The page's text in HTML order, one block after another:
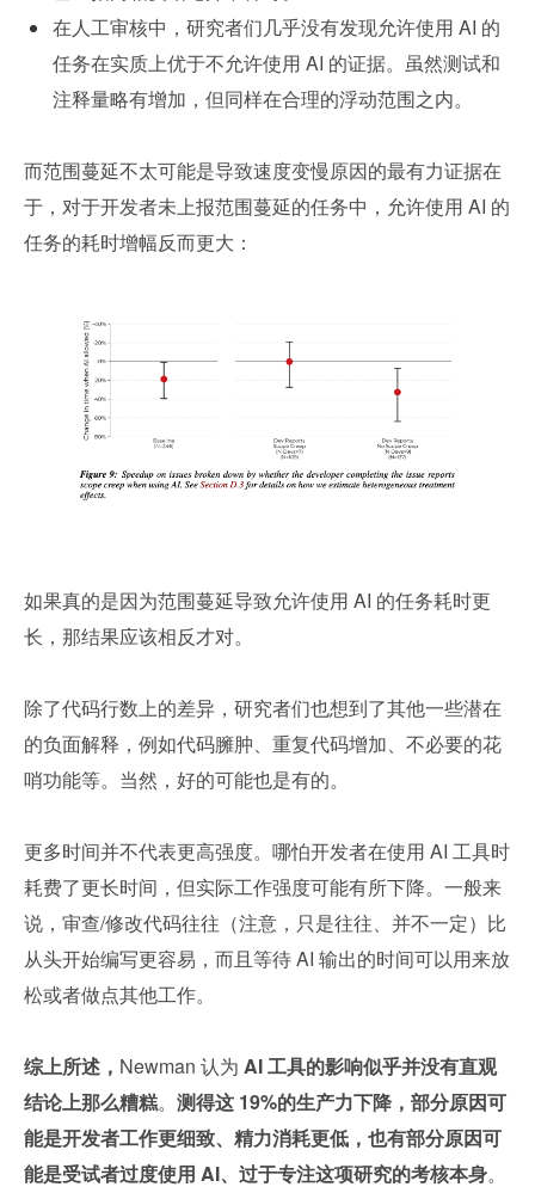
在人工审核中，研究者们几乎没有发现允许使用 AI 的
任务在实质上优于不允许使用 AI 的证据。虽然测试和
注释量略有增加，但同样在合理的浮动范围之内。
而范围蔓延不太可能是导致速度变慢原因的最有力证据在
于，对于开发者未上报范围蔓延的任务中，允许使用 AI 的
任务的耗时增幅反而更大：
如果真的是因为范围蔓延导致允许使用 AI 的任务耗时更
长，那结果应该相反才对。
除了代码行数上的差异，研究者们也想到了其他一些潜在
的负面解释，例如代码臃肿、重复代码增加、不必要的花
哨功能等。当然，好的可能也是有的。
更多时间并不代表更高强度。哪怕开发者在使用 AI 工具时
耗费了更长时间，但实际工作强度可能有所下降。一般来
说，审查/修改代码往往（注意，只是往往、并不一定）比
从头开始编写更容易，而且等待 AI 输出的时间可以用来放
松或者做点其他工作。
综上所述， Newman 认为 AI 工具的影响似乎并没有直观
结论上那么糟糕。 测得这 19%的生产力下降，部分原因可
能是开发者工作更细致、精力消耗更低，也有部分原因可
能是受试者过度使用 AI、过于专注这项研究的考核本身。